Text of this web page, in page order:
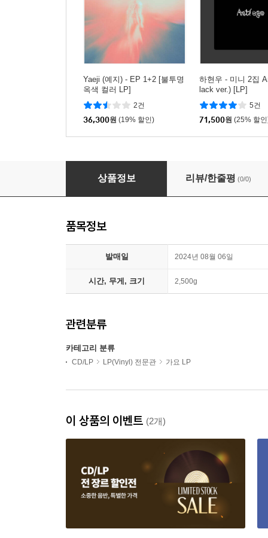
Yaeji (예지) - EP 1+2 [불투명
옥색 컬러 LP]
2건
36,300원 (19% 할인)
하현우 - 미니 2집
lack ver.) [LP]
5건
71,500원 (25% 할
GEMINI (제미나이) - Love Sick [LP]
상품정보 리뷰/한줄평 (0/0)
품목정보
발매일 2024년 08월 06일
시간, 무게, 크기 2,500g
관련분류
카테고리 분류
CD/LP LP(Vinyl) 전문관 가요 LP
이 상품의 이벤트 (2개)